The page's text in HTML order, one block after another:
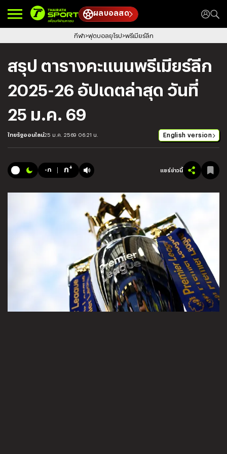
ผลบอลสด
กีฬา ฟุตบอลยุโรป พรีเมียร์ลีก
สรุป ตารางคะแนนพรีเมียร์ลีก
2025-26 อัปเดตล่าสุด วันที่
25 ม.ค. 69
ไทยรัฐออนไลน์25 ม.ค. 2569 06:21 น. English version
-ก ก+ แชร์ข่าวนี้